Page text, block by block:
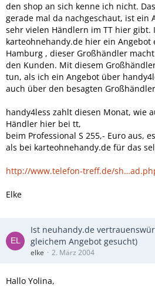
der e-plus professional s vertrag
usw....
gut oder doch nicht?
danke an alle
mfg
den shop an sich kenne ich nicht.
gerade mal da nachgeschaut, ist ein
sehr vielen Händlern im TT hier gibt.
karteohnehandy.de hier ein Angebot
Hamburg , dieser Großhändler
den Kunden. Mit diesem
tun, als ich ein Angebot über
auch über den besagten
handy4less zahlt diesen Monat, wie
Händler hier bei tt,
beim Professional S 255,- Euro aus,
als bei karteohnehandy.de für das
http://www.telefon-treff.de/
Elke
Ist neuhandy.de
gleichem Angebot gesucht)
elke 2. März 2004
Hallo Yolina,